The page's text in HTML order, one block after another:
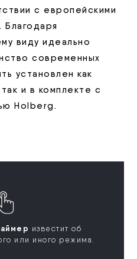
с европейскими
Благодаря
виду идеально
современных
установлен как
и в комплекте с
Holberg.
известит об
или иного режима.